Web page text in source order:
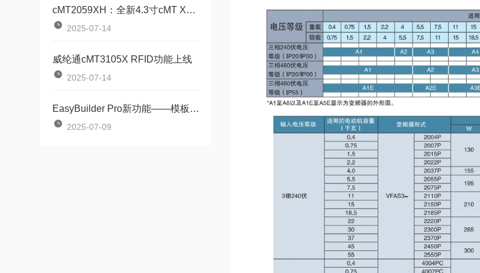
cMT2059XH：全新4.3寸cMT X标准型HMI
2025-07-14
威纶通cMT3105X RFID功能上线
2025-07-14
EasyBuilder Pro新功能——模板元件，HMI轻量化编程
2025-07-09